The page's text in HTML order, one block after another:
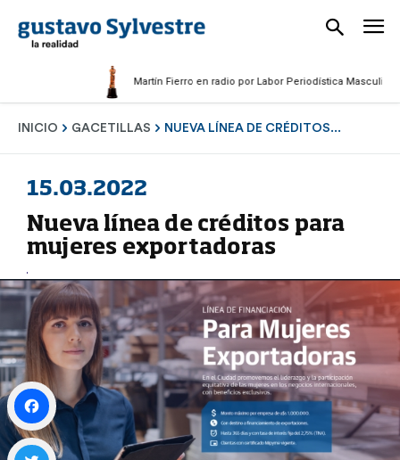
Martín Fierro en radio por Labor Periodística Masculina 2025
INICIO GACETILLAS NUEVA LÍNEA DE CRÉDITOS...
15.03.2022
Nueva línea de créditos para
mujeres exportadoras
Facebook